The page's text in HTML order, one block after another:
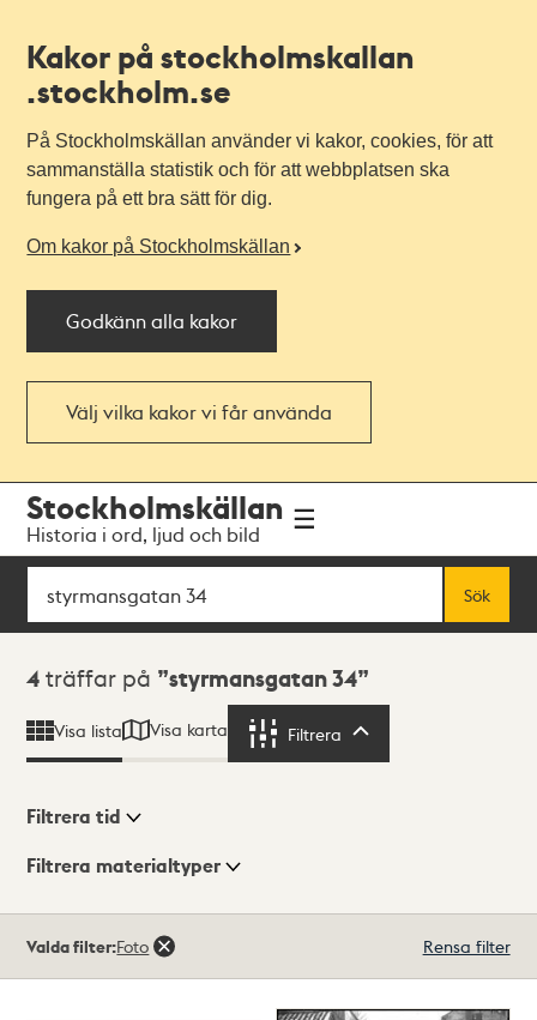
Kakor på stockholmskallan
.stockholm.se
På Stockholmskällan använder vi kakor, cookies, för att
sammanställa statistik och för att webbplatsen ska
fungera på ett bra sätt för dig.
Om kakor på Stockholmskällan
Godkänn alla kakor
Välj vilka kakor vi får använda
navigationen
huvudinnehållet
Stockholmskällan
Historia i ord, ljud och bild
Sök
Sök
Sökresultat
4 träffar på styrmansgatan 34
Visa lista Visa karta Filtrera
Visningsläge
Filtrera tid
Filtrera materialtyper
träffar
Valda filter:Foto Rensa filter